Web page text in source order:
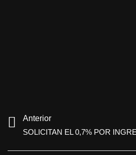
Anterior
SOLICITAN EL 0,7% POR